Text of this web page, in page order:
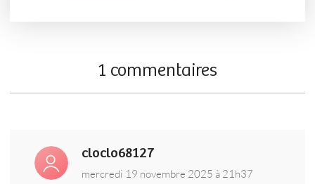
1 commentaires
cloclo68127
mercredi 19 novembre 2025 à 21h37